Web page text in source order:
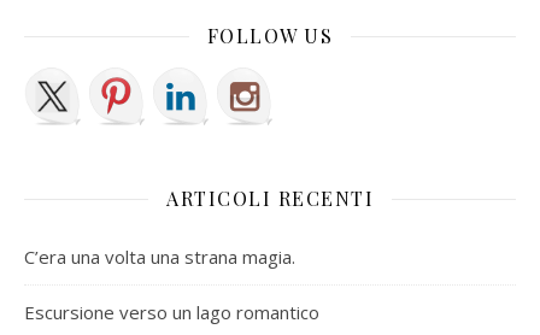
FOLLOW US
ARTICOLI RECENTI
C’era una volta una strana magia.
Escursione verso un lago romantico